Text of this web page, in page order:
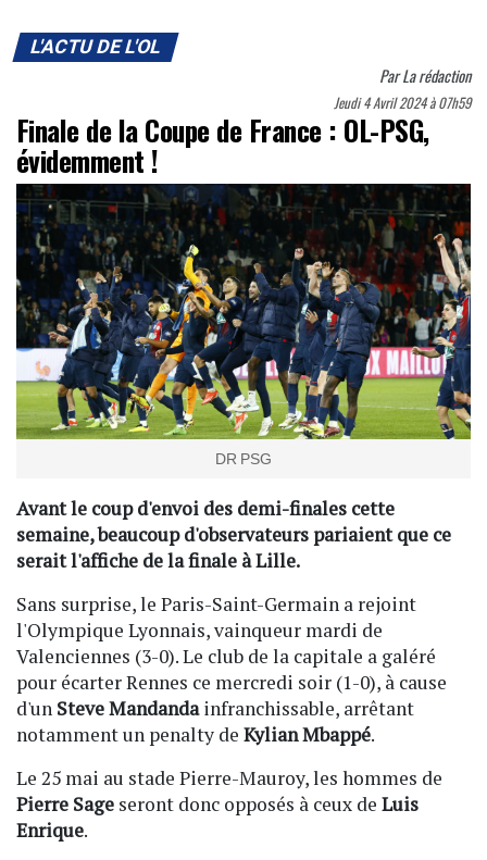
L'ACTU DE L'OL
ParLa rédaction
Jeudi 4 Avril 2024 à 07h59
Finale de la Coupe de France : OL-PSG,
évidemment !
DR PSG
Avant le coup d'envoi des demi-finales cette
semaine, beaucoup d'observateurs pariaient que ce
serait l'affiche de la finale à Lille.
Sans surprise, le Paris-Saint-Germain a rejoint
l'Olympique Lyonnais, vainqueur mardi de
Valenciennes (3-0). Le club de la capitale a galéré
pour écarter Rennes ce mercredi soir (1-0), à cause
d'un Steve Mandandainfranchissable, arrêtant
notamment un penalty de Kylian Mbappé.
Le 25 mai au stade Pierre-Mauroy, les hommes de
Pierre Sage seront donc opposés à ceux de Luis
Enrique.